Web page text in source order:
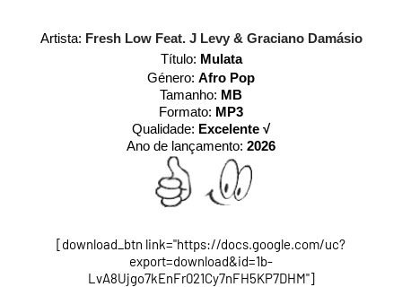
Artista: Fresh Low Feat. J Levy & Graciano Damásio
Título: Mulata
Género: Afro Pop
Tamanho: MB
Formato: MP3
Qualidade: Excelente √
Ano de lançamento: 2026
[download_btn link="https://docs.google.com/uc?
export=download&id=1b-
LvA8Ujgo7kEnFr021Cy7nFH5KP7DHM"]